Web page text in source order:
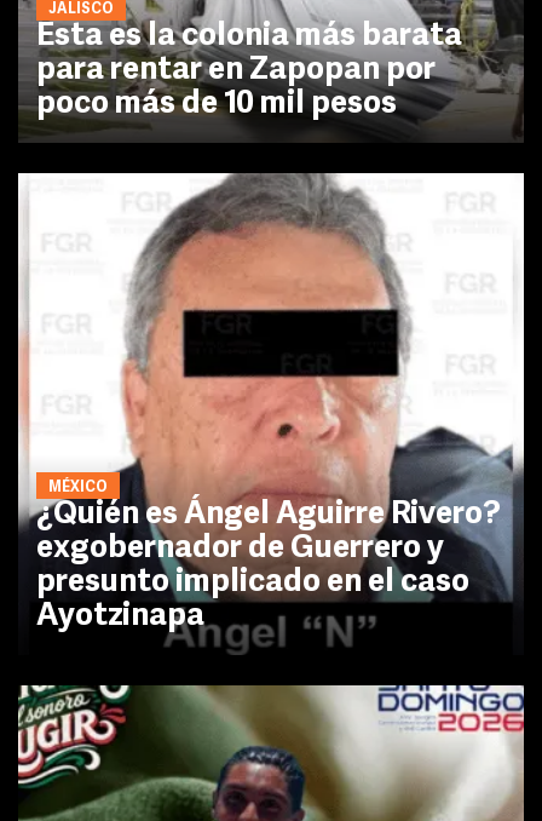
JALISCO
Esta es la colonia más barata
para rentar en Zapopan por
poco más de 10 mil pesos
MÉXICO
¿Quién es Ángel Aguirre Rivero?
exgobernador de Guerrero y
presunto implicado en el caso
Ayotzinapa